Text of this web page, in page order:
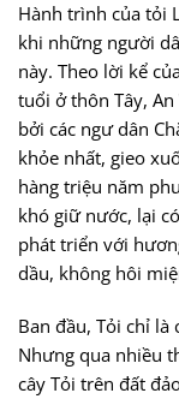
Hành trình của tỏi
khi những người
này. Theo lời kể
tuổi ở thôn Tây,
bởi các ngư dân
khỏe nhất, gieo
hàng triệu năm
khó giữ nước, lại
phát triển với
dầu, không hôi
Ban đầu, Tỏi chỉ
Nhưng qua nhiều
cây Tỏi trên đất